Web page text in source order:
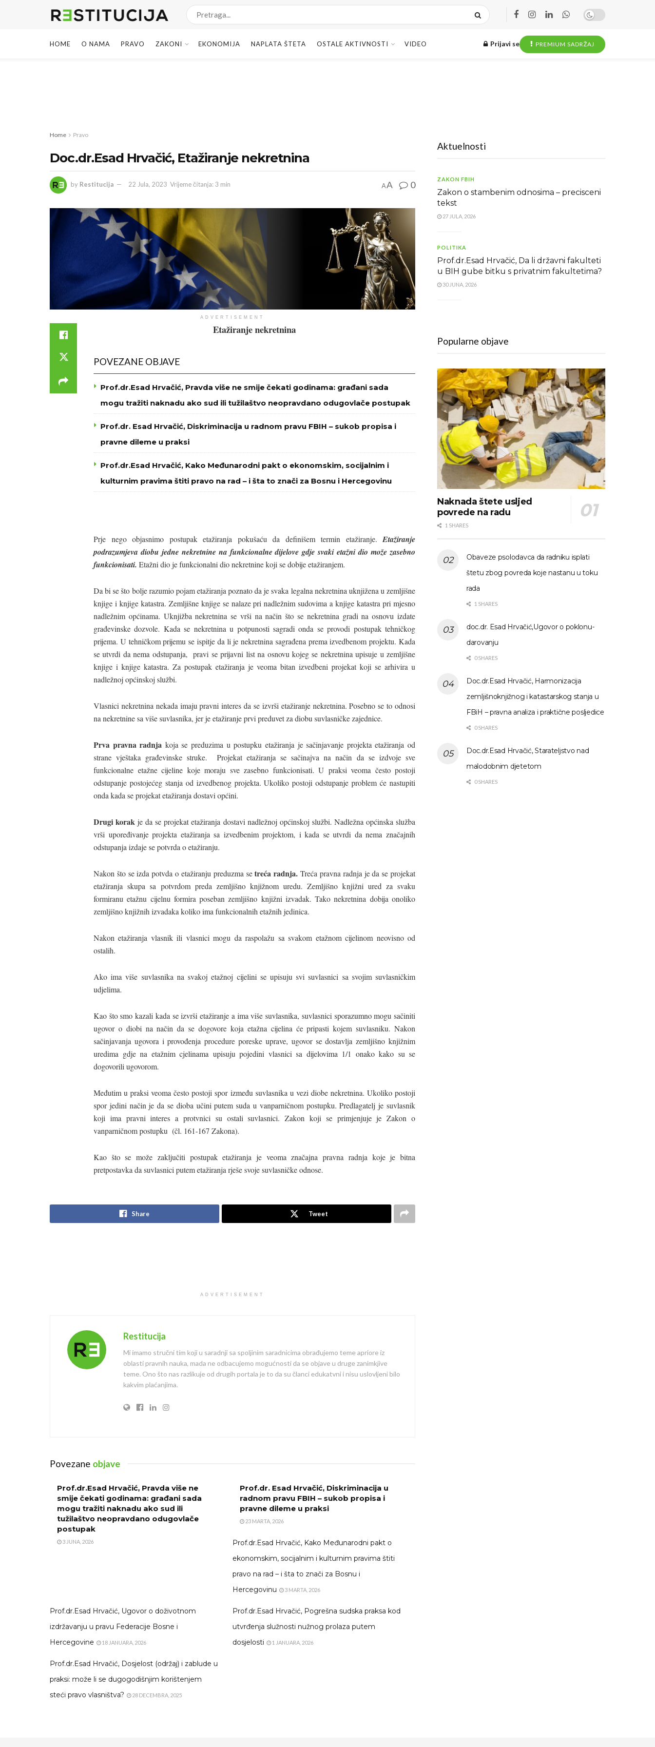
HOME O NAMA PRAVO ZAKONI EKONOMIJA NAPLATA ŠTETA OSTALE AKTIVNOSTI VIDEO Prijavi se PREMIUM SADRŽAJ
Home Pravo
Doc.dr.Esad Hrvačić, Etažiranje nekretnina
by Restitucija 22 Jula, 2023 Vrijeme čitanja: 3 min AA 0
ADVERTISEMENT
Etažiranje nekretnina
POVEZANE OBJAVE
Prof.dr.Esad Hrvačić, Pravda više ne smije čekati godinama: građani sada
mogu tražiti naknadu ako sud ili tužilaštvo neopravdano odugovlače postupak
Prof.dr. Esad Hrvačić, Diskriminacija u radnom pravu FBIH – sukob propisa i
pravne dileme u praksi
Prof.dr.Esad Hrvačić, Kako Međunarodni pakt o ekonomskim, socijalnim i
kulturnim pravima štiti pravo na rad – i šta to znači za Bosnu i Hercegovinu
Prje nego objasnimo postupak etažiranja pokušaću da definišem termin etažiranje. Etažiranje
podrazumjeva diobu jedne nekretnine na funkcionalne dijelove gdje svaki etažni dio može zasebno
funkcionisati. Etažni dio je funkcionalni dio nekretnine koji se dobije etažiranjem.
Da bi se što bolje razumio pojam etažiranja poznato da je svaka legalna nekretnina uknjižena u zemljišne
knjige i knjige katastra. Zemljišne knjige se nalaze pri nadležnim sudovima a knjige katastra pri mjesno
nadležnim općinama. Uknjižba nekretnina se vrši na način što se nekretnina gradi na osnovu izdate
građevinske dozvole. Kada se nekretnina u potpunosti sagradi onda se provodi postupak tehničkog
prijema. U tehničkom prijemu se ispitje da li je nekretnina sagrađena prema izvedbenom projektu. Kada
se utvrdi da nema odstupanja, pravi se prijavni list na osnovu kojeg se nekretnina upisuje u zemljišne
knjige i knjige katastra. Za postupak etažiranja je veoma bitan izvedbeni projekat koji se arhivira u
nadležnoj općinskoj službi.
Vlasnici nekretnina nekada imaju pravni interes da se izvrši etažiranje nekretnina. Posebno se to odnosi
na nekretnine sa više suvlasnika, jer je etažiranje prvi preduvet za diobu suvlasničke zajednice.
Prva pravna radnja koja se preduzima u postupku etažiranja je sačinjavanje projekta etažiranja od
strane vještaka građevinske struke. Projekat etažiranja se sačinajva na način da se izdvoje sve
funkcionalne etažne cijeline koje moraju sve zasebno funkcionisati. U praksi veoma često postoji
odstupanje postojećeg stanja od izvedbenog projekta. Ukoliko postoji odstupanje problem će nastupiti
onda kada se projekat etažiranja dostavi općini.
Drugi korak je da se projekat etažiranja dostavi nadležnoj općinskoj službi. Nadležna općinska služba
vrši upoređivanje projekta etažiranja sa izvedbenim projektom, i kada se utvrdi da nema značajnih
odstupanja izdaje se potvrda o etažiranju.
Nakon što se izda potvda o etažiranju preduzma setreća radnja. Treća pravna radnja je da se projekat
etažiranja skupa sa potvrdom preda zemljišno knjižnom uredu. Zemljišno knjižni ured za svaku
formiranu etažnu cijelnu formira poseban zemljišno knjižni izvadak. Tako nekretnina dobija onoliko
zemljišno knjižnih izvadaka koliko ima funkcionalnih etažnih jedinica.
Nakon etažiranja vlasnik ili vlasnici mogu da raspolažu sa svakom etažnom cijelinom neovisno od
ostalih.
Ako ima više suvlasnika na svakoj etažnoj cijelini se upisuju svi suvlasnici sa svojim suvlasničkim
udjelima.
Kao što smo kazali kada se izvrši etažiranje a ima više suvlasnika, suvlasnici sporazumno mogu sačiniti
ugovor o diobi na način da se dogovore koja etažna cijelina će pripasti kojem suvlasniku. Nakon
sačinjavanja ugovora i provođenja procedure poreske uprave, ugovor se dostavlja zemljišno knjižnim
uredima gdje na etažnim cjelinama upisuju pojedini vlasnici sa dijelovima 1/1 onako kako su se
dogovorili ugovorom.
Međutim u praksi veoma često postoji spor između suvlasnika u vezi diobe nekretnina. Ukoliko postoji
spor jedini način je da se dioba učini putem suda u vanparničnom postupku. Predlagatelj je suvlasnik
koji ima pravni interes a protvnici su ostali suvlasnici. Zakon koji se primjenjuje je Zakon o
vanparničnom postupku (čl. 161-167 Zakona).
Kao što se može zaključiti postupak etažiranja je veoma značajna pravna radnja koje je bitna
pretpostavka da suvlasnici putem etažiranja rješe svoje suvlasničke odnose.
Share Tweet
ADVERTISEMENT
Restitucija
Mi imamo stručni tim koji u saradnji sa spoljinim saradnicima obrađujemo teme apriore iz
oblasti pravnih nauka, mada ne odbacujemo mogućnosti da se objave u druge zanimkjive
teme. Ono što nas razlikuje od drugih portala je to da su članci edukatvni i nisu uslovljeni bilo
kakvim plaćanjima.
Povezane objave
Prof.dr.Esad Hrvačić, Pravda više ne
smije čekati godinama: građani sada
mogu tražiti naknadu ako sud ili
tužilaštvo neopravdano odugovlače
postupak
3 JUNA, 2026
Prof.dr. Esad Hrvačić, Diskriminacija u
radnom pravu FBIH – sukob propisa i
pravne dileme u praksi
23 MARTA, 2026
Prof.dr.Esad Hrvačić, Kako Međunarodni pakt o
ekonomskim, socijalnim i kulturnim pravima štiti
pravo na rad – i šta to znači za Bosnu i
Hercegovinu
3 MARTA, 2026
Prof.dr.Esad Hrvačić, Ugovor o doživotnom
izdržavanju u pravu Federacije Bosne i
Hercegovine
18 JANUARA, 2026
Prof.dr.Esad Hrvačić, Pogrešna sudska praksa kod
utvrđenja služnosti nužnog prolaza putem
dosjelosti
1 JANUARA, 2026
Prof.dr.Esad Hrvačić, Dosjelost (održaj) i zablude u
praksi: može li se dugogodišnjim korištenjem
steći pravo vlasništva?
28 DECEMBRA, 2025
Aktuelnosti
ZAKON FBIH
Zakon o stambenim odnosima – precisceni
tekst
27 JULA, 2026
POLITIKA
Prof.dr.Esad Hrvačić, Da li državni fakulteti
u BIH gube bitku s privatnim fakultetima?
30 JUNA, 2026
Popularne objave
Naknada štete usljed
povrede na radu
1 SHARES
Obaveze psolodavca da radniku isplati
štetu zbog povreda koje nastanu u toku
rada
1 SHARES
doc.dr. Esad Hrvačić,Ugovor o poklonu-
darovanju
0 SHARES
Doc.dr.Esad Hrvačić, Harmonizacija
zemljišnoknjižnog i katastarskog stanja u
FBiH – pravna analiza i praktične posljedice
0 SHARES
Doc.dr.Esad Hrvačić, Starateljstvo nad
malodobnim djetetom
0 SHARES